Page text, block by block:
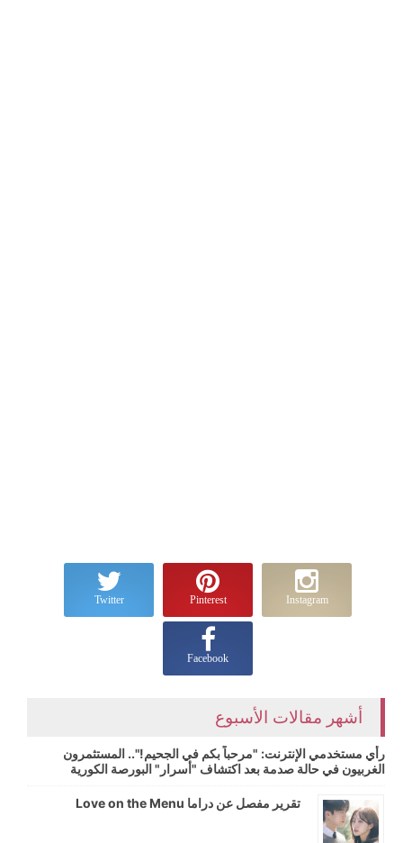
Instagram
Pinterest
Twitter
Facebook
أشهر مقالات الأسبوع
رأي مستخدمي الإنترنت: "مرحباً بكم في الجحيم!".. المستثمرون
الغربيون في حالة صدمة بعد اكتشاف "أسرار" البورصة الكورية
تقرير مفصل عن دراما Love on the Menu